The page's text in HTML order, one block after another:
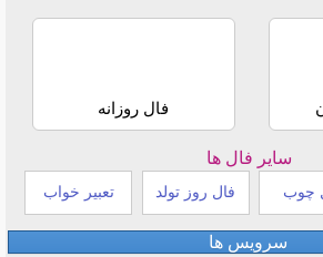
فال روزانه
سایر فال ها
چوب فال روز تولد تعبیر خواب
سرویس ها